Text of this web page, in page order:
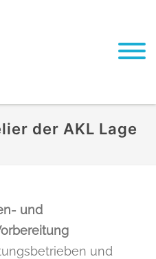
der AKL Lage
und
und